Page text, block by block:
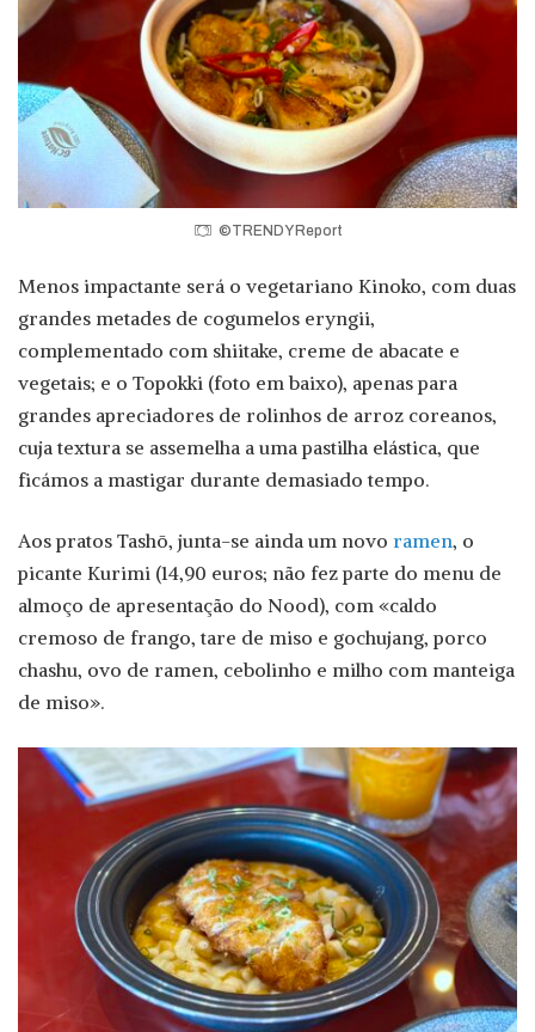
©TRENDY Report
Menos impactante será o vegetariano Kinoko, com duas
grandes metades de cogumelos eryngii,
complementado com shiitake, creme de abacate e
vegetais; e o Topokki (foto em baixo), apenas para
grandes apreciadores de rolinhos de arroz coreanos,
cuja textura se assemelha a uma pastilha elástica, que
ficámos a mastigar durante demasiado tempo.
Aos pratos Tashō, junta-se ainda um novo ramen, o
picante Kurimi (14,90 euros; não fez parte do menu de
almoço de apresentação do Nood), com «caldo
cremoso de frango, tare de miso e gochujang, porco
chashu, ovo de ramen, cebolinho e milho com manteiga
de miso».